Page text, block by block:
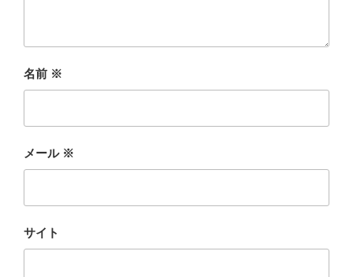
名前 ※
メール ※
サイト